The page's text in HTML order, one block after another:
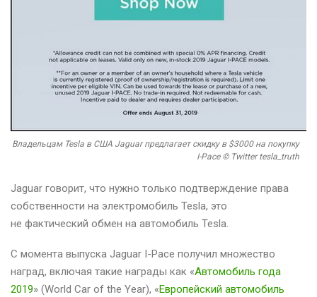
Владельцам Tesla в США Jaguar предлагает скидку в $3000 на покупку
I-Pace © Twitter tesla_truth
Jaguar говорит, что нужно только подтверждение права
собственности на электромобиль Tesla, это
не фактический обмен на автомобиль Tesla.
С момента выпуска Jaguar I-Pace получил множество
наград, включая такие награды как «Автомобиль года
2019» (World Car of the Year), «Европейский автомобиль